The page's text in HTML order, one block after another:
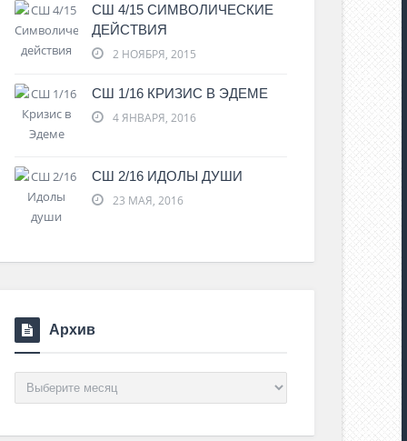
СШ 4/15 СИМВОЛИЧЕСКИЕ
ДЕЙСТВИЯ
2 НОЯБРЯ, 2015
СШ 1/16 КРИЗИС В ЭДЕМЕ
4 ЯНВАРЯ, 2016
СШ 2/16 ИДОЛЫ ДУШИ
23 МАЯ, 2016
Архив
Архив